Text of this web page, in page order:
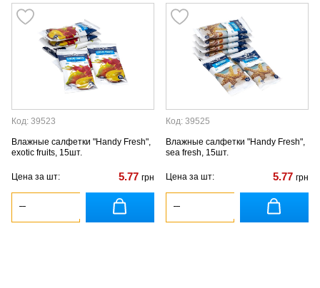
Код: 39523
Влажные салфетки "Handy Fresh",
exotic fruits, 15шт.
Цена за шт: 5.77 грн
Код: 39525
Влажные салфетки "Handy Fresh",
sea fresh, 15шт.
Цена за шт: 5.77 грн